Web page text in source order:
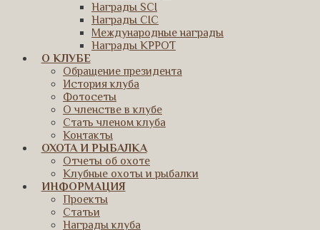
Награды SCI
Награды CIC
Международные награды
Награды КРРОТ
О КЛУБЕ
Обращение президента
История клуба
Фотосеты
О членстве в клубе
Стать членом клуба
Контакты
ОХОТА И РЫБАЛКА
Отчеты об охоте
Клубные охоты и рыбалки
ИНФОРМАЦИЯ
Проекты
Статьи
Награды клуба